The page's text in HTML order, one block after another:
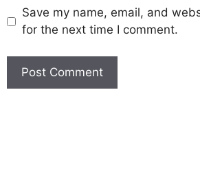
Save my name, email, and
for the next time I comment.